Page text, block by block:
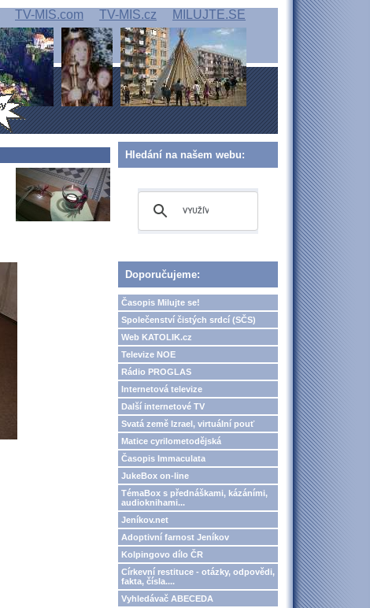
TV-MIS.com TV-MIS.cz MILUJTE.SE
Hledání na našem webu:
Doporučujeme:
Časopis Milujte se!
Společenství čistých srdcí (SČS)
Web KATOLIK.cz
Televize NOE
Rádio PROGLAS
Internetová televize
Další internetové TV
Svatá země Izrael, virtuální pouť
Matice cyrilometodějská
Časopis Immaculata
JukeBox on-line
TémaBox s přednáškami, kázáními,
audioknihami...
Jeníkov.net
Adoptivní farnost Jeníkov
Kolpingovo dílo ČR
Církevní restituce - otázky, odpovědi,
fakta, čísla....
Vyhledávač ABECEDA